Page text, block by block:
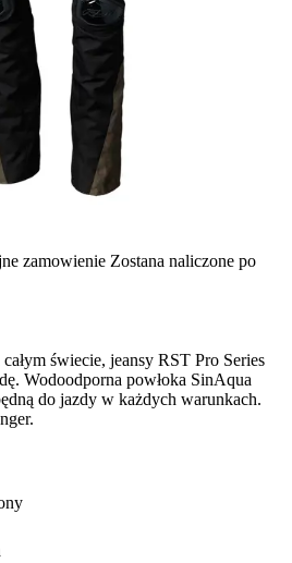
zamowienie Zostana naliczone po
świecie, jeansy RST Pro Series
Wodoodporna powłoka SinAqua
do jazdy w każdych warunkach.